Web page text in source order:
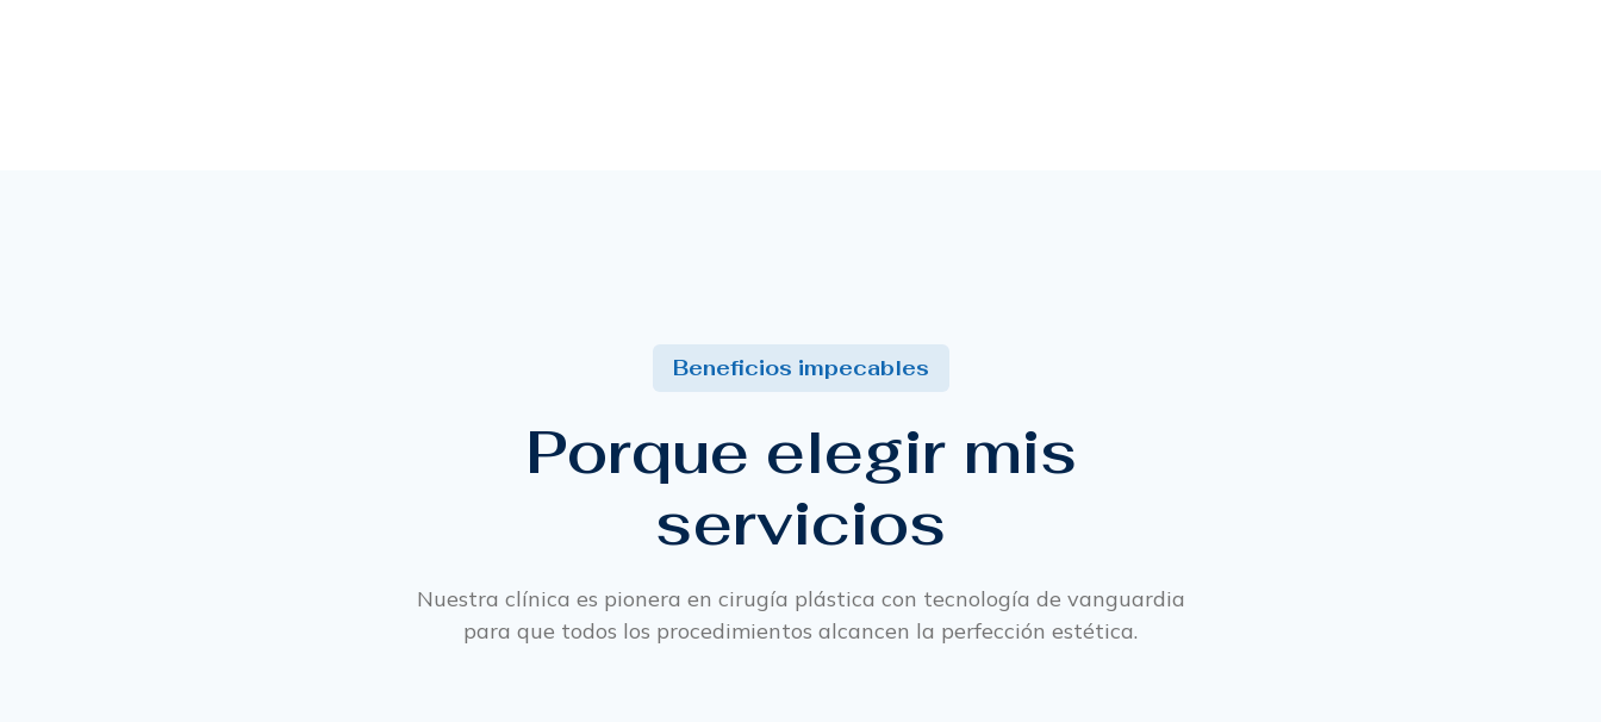
Beneficios impecables
Porque elegir mis
servicios
Nuestra clínica es pionera en cirugía plástica con tecnología de vanguardia
para que todos los procedimientos alcancen la perfección estética.